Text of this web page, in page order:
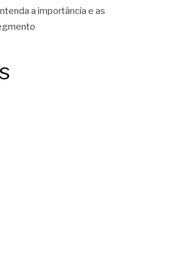
a importância e as